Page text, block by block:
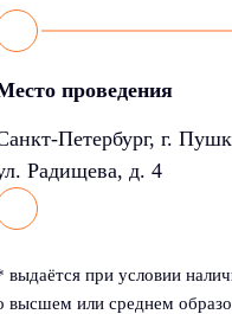
проведения
Петербург, г.
Радищева, д. 4
выдаётся при условии
высшем или среднем